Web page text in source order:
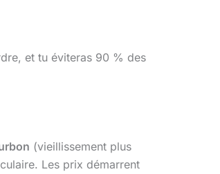
et tu éviteras 90 % des
(vieillissement plus
Les prix démarrent